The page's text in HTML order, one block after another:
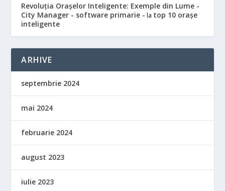
Revoluția Orașelor Inteligente: Exemple din Lume -
City Manager - software primarie - la top 10 orașe
inteligente
ARHIVE
septembrie 2024
mai 2024
februarie 2024
august 2023
iulie 2023